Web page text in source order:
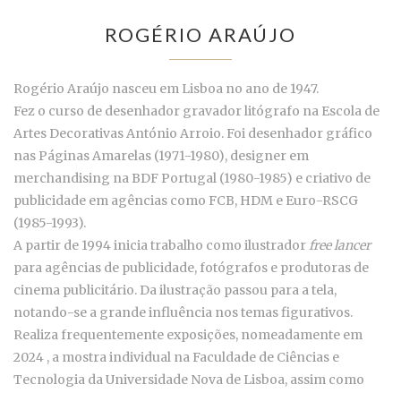
ROGÉRIO ARAÚJO
Rogério Araújo nasceu em Lisboa no ano de 1947.
Fez o curso de desenhador gravador litógrafo na Escola de
Artes Decorativas António Arroio. Foi desenhador gráfico
nas Páginas Amarelas (1971-1980), designer em
merchandising na BDF Portugal (1980-1985) e criativo de
publicidade em agências como FCB, HDM e Euro-RSCG
(1985-1993).
A partir de 1994 inicia trabalho como ilustradorfree lancer
para agências de publicidade, fotógrafos e produtoras de
cinema publicitário. Da ilustração passou para a tela,
notando-se a grande influência nos temas figurativos.
Realiza frequentemente exposições, nomeadamente em
2024 , a mostra individual na Faculdade de Ciências e
Tecnologia da Universidade Nova de Lisboa, assim como